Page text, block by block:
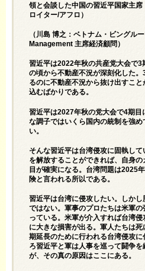
領と会談した中国の習近平国家主
ロイター/アフロ）
（川島 博之：ベトナム・ビングル
Management 主席経済顧問）
習近平は2022年秋の共産党大会で3
の頃から不動産不況が深刻化した
るのに不動産不況から抜け出すこ
込むばかりである。
習近平は2027年秋の党大会で4期目
な調子ではいくら国内の統制を強
い。
そんな習近平は台湾侵攻に固執し
を解放することができれば、自身
目が確実になる。台湾問題は2025
険と言われる所以である。
習近平は台湾に侵攻したい。しか
ではない。軍事のプロたちは米軍
っている。米軍が介入すれば台湾
に大きな損害が出る。軍人たちは
期延長のために行われる台湾侵攻に
ろ習近平と軍は人事を巡って闘争
が、その真の原因はここにある。